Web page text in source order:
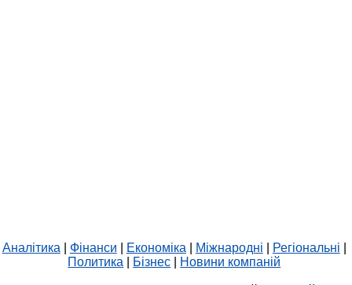
Аналітика Фінанси Економіка Міжнародні Регіональні
Политика
Бізнес Новини компаній